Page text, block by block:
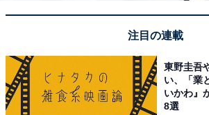
注目の連載
東野圭吾
い、「業
いかわ』
8選